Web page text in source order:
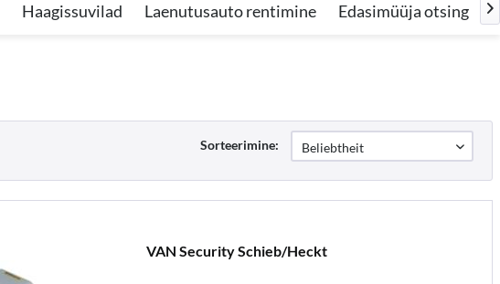
Haagissuvilad Laenutusauto rentimine Edasimüüja otsing 
Sorteerimine:
VAN Security Schieb/Heckt